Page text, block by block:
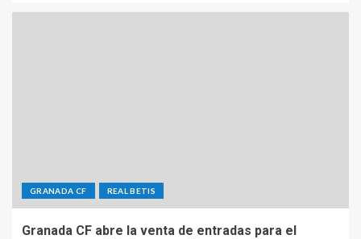
GRANADA CF REAL BETIS
Granada CF abre la venta de entradas para el